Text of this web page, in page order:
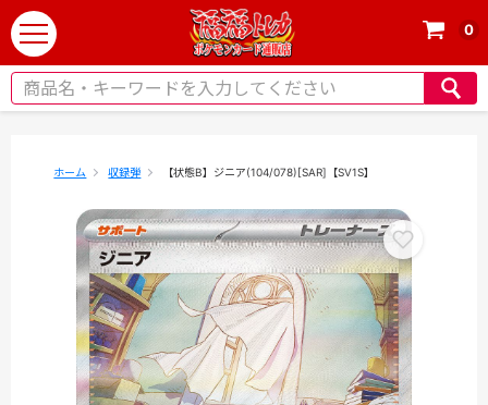
t
o
g
0
ホーム 収録弾 【状態B】ジニア(104/078)[SAR]【SV1S】